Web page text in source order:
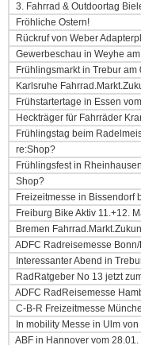
3. Fahrrad & Outdoortag
Fröhliche Ostern!
Rückruf von Weber
Gewerbeschau in Weyhe am
Frühlingsmarkt in Trebur am
Karlsruhe
Frühstartertage in Essen
Heckträger für Fahrräder
Frühlingstag beim
re:Shop?
Frühlingsfest in
Shop?
Freizeitmesse in Bissendorf
Freiburg Bike Aktiv 11.+12.
Bremen
ADFC Radreisemesse
Interessanter Abend in
RadRatgeber No 13 jetzt
ADFC RadReisemesse
C-B-R Freizeitmesse
In mobility Messe in Ulm
ABF in Hannover vom 28.01.